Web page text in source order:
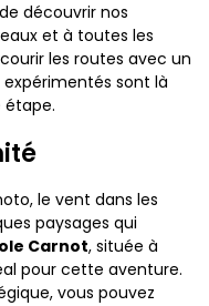
découvrir nos
et à toutes les
les routes avec un
expérimentés sont là
étape.
le vent dans les
paysages qui
Carnot, située à
pour cette aventure.
vous pouvez